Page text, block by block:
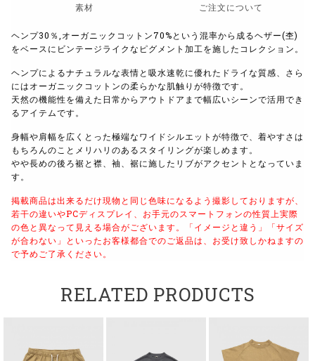
素材 ご注文について
ヘンプ30％,オーガニックコットン70%という混率から成るヘザー(杢)
をベースにビンテージライクなピグメント加工を施したコレクション。
ヘンプによるナチュラルな表情と吸水速乾に優れたドライな質感、さら
にはオーガニックコットンの柔らかな肌触りが特徴です。
天然の機能性を備えた日常からアウトドアまで幅広いシーンで活用でき
るアイテムです。
身幅や肩幅を広くとった極端なワイドシルエットが特徴で、着やすさは
もちろんのこと メリハリのあるスタイリングが楽しめます。
やや長めの後ろ裾と襟、袖、裾に施したリブがアクセントとなっていま
す。
掲載商品は出来るだけ現物と同じ色味になるよう撮影しておりますが、
若干の違いやPCディスプレイ、お手元のスマートフォンの性質上実際
の色と異なって見える場合がございます。
「イメージと違う」「サイズ
が合わない」といったお客様都合でのご返品は、お受け致しかねますの
で予めご了承ください。
RELATED PRODUCTS